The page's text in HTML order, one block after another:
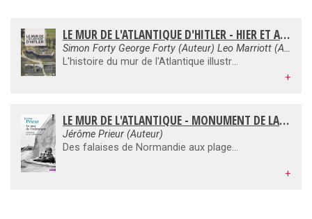
LE MUR DE L'ATLANTIQUE D'HITLER - HIER ET AUJOURD'HUI, DU SUD DE LA FRANCE AU NORD DE LA NORVÈGE
Simon Forty George Forty (Auteur) Leo Marriott (Auteur) Lucie Leprêtre (Traduction)
L'histoire du mur de l'Atlantique illustrée de photographies des années 1940 et de l'époque actuelle de la Norvège, du Danemark, des Pays-Bas, de la Belgique, de la France et des îles anglo-normandes.
+
LE MUR DE L'ATLANTIQUE - MONUMENT DE LA COLLABORATION
Jérôme Prieur (Auteur)
Des falaises de Normandie aux plages des Landes, de Dunkerque à Biarritz, des milliers de blockhaus sont aujourd'hui les dernières ruines de la Seconde Guerre mondiale. Ils font tellement partie de notre paysage qu'ils sont devenus presque invisibles. Ce sont pourtant les vestiges de la plus importante opération de collaboration économique de l'Occupation. Cette sombre histoire est restée incroyablement méconnue depuis des décennies. Pour la première fois, ce livre rassemble les pièces du dossier et démonte le système. « Le formidable ouvrage de Jérôme Prieur se signale trois fois : par sa fermeté, par sa documentation, par l'évidence de son idée. Avec ses mausolées de secrets et d'oublis, avec ses monstrueux pavés sur la plage, le Mur de l'Atlantique aura servi à cimenter une mauvaise foi armée aussi forte qu'un secret de famille. » (Francis Marmande, L'Architecture d'Aujourd'hui) Jérôme Prieur Jérôme Prieur est écrivain et cinéaste.
+